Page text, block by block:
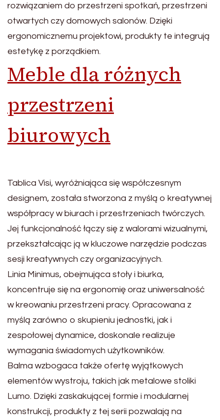
rozwiązaniem do przestrzeni spotkań, przestrzeni
otwartych czy domowych salonów. Dzięki
ergonomicznemu projektowi, produkty te integrują
estetykę z porządkiem.
Meble dla różnych
przestrzeni
biurowych
Tablica Visi, wyróżniająca się współczesnym
designem, została stworzona z myślą o kreatywnej
współpracy w biurach i przestrzeniach twórczych.
Jej funkcjonalność łączy się z walorami wizualnymi,
przekształcając ją w kluczowe narzędzie podczas
sesji kreatywnych czy organizacyjnych.
Linia Minimus, obejmująca stoły i biurka,
koncentruje się na ergonomię oraz uniwersalność
w kreowaniu przestrzeni pracy. Opracowana z
myślą zarówno o skupieniu jednostki, jak i
zespołowej dynamice, doskonale realizuje
wymagania świadomych użytkowników.
Balma wzbogaca także ofertę wyjątkowych
elementów wystroju, takich jak metalowe stoliki
Lumo. Dzięki zaskakującej formie i modularnej
konstrukcji, produkty z tej serii pozwalają na